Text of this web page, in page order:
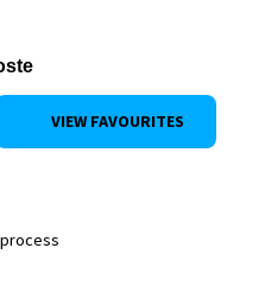
VIEW FAVOURITES